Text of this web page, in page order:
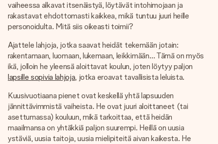
vaiheessa alkavat itsenäistyä, löytävät intohimojaan ja
rakastavat ehdottomasti kaikkea, mikä tuntuu juuri heille
personoidulta. Mitä siis oikeasti toimii?
Ajattele lahjoja, jotka saavat heidät tekemään jotain:
rakentamaan, luomaan, lukemaan, leikkimään… Tämä on myös
ikä, jolloin he yleensä aloittavat koulun, joten löytyy paljon
lapsille sopivia lahjoja, jotka eroavat tavallisista leluista.
Kuusivuotiaana pienet ovat keskellä yhtä lapsuuden
jännittävimmistä vaiheista. He ovat juuri aloittaneet (tai
asettumassa) kouluun, mikä tarkoittaa, että heidän
maailmansa on yhtäkkiä paljon suurempi. Heillä on uusia
ystäviä, uusia taitoja, uusia mielipiteitä aivan kaikesta. He